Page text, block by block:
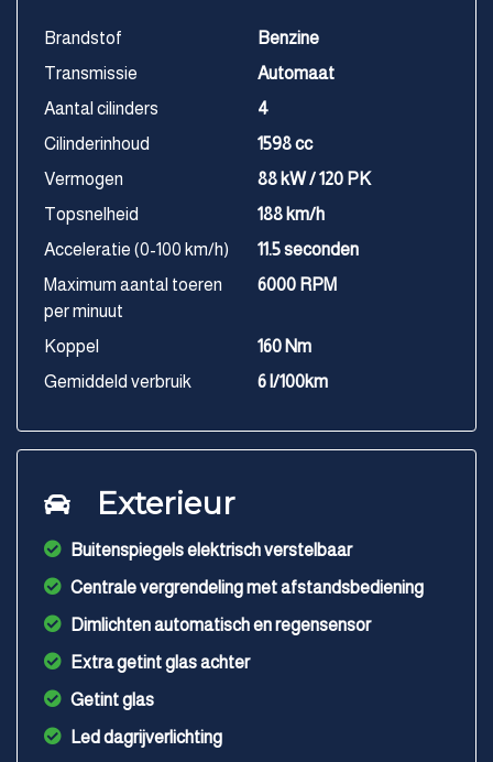
Brandstof
Benzine
Transmissie
Automaat
Aantal cilinders
4
Cilinderinhoud
1598 cc
Vermogen
88 kW / 120 PK
Topsnelheid
188 km/h
Acceleratie (0-100 km/h)
11.5 seconden
Maximum aantal toeren
per minuut
6000 RPM
Koppel
160 Nm
Gemiddeld verbruik
6 l/100km
Exterieur
Buitenspiegels elektrisch verstelbaar
Centrale vergrendeling met afstandsbediening
Dimlichten automatisch en regensensor
Extra getint glas achter
Getint glas
Led dagrijverlichting